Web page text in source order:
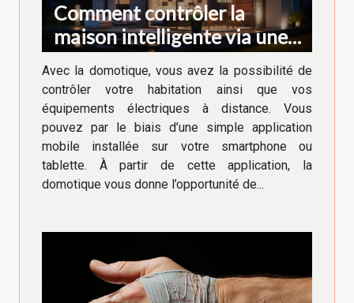
Comment contrôler la
maison intelligente via une
application ?
Avec la domotique, vous avez la possibilité de
contrôler votre habitation ainsi que vos
équipements électriques à distance. Vous
pouvez par le biais d’une simple application
mobile installée sur votre smartphone ou
tablette. À partir de cette application, la
domotique vous donne l’opportunité de...